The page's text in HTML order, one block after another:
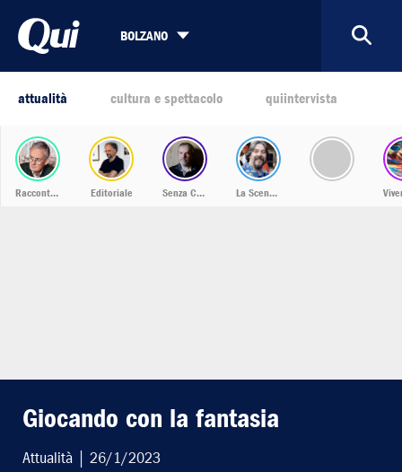
BOLZANO
attualità cultura e spettacolo quiintervista
Giocando con la fantasia
Attualità | 26/1/2023
Racconti dalla Bassa Editoriale Senza Confini La Scena Musicale